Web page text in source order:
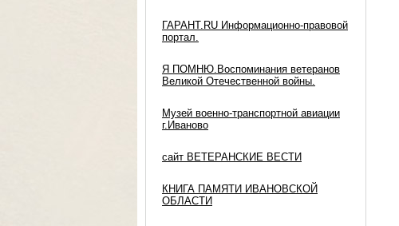
ГАРАНТ.RU Информационно-правовой
портал.
Я ПОМНЮ.Воспоминания ветеранов
Великой Отечественной войны.
Музей военно-транспортной авиации
г.Иваново
сайт ВЕТЕРАНСКИЕ ВЕСТИ
КНИГА ПАМЯТИ ИВАНОВСКОЙ
ОБЛАСТИ